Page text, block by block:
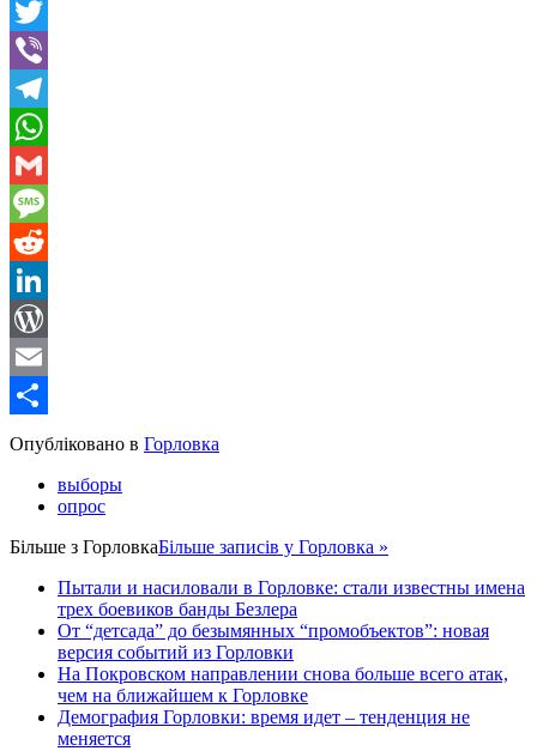
Facebook
Twitter
Viber
Telegram
WhatsApp
Gmail
Message
Reddit
LinkedIn
WordPress
Email
Share
Опубліковано в Горловка
выборы
опрос
Більше з ГорловкаБільше записів у Горловка »
Пытали и насиловали в Горловке: стали известны имена
трех боевиков банды Безлера
От “детсада” до безымянных “промобъектов”: новая
версия событий из Горловки
На Покровском направлении снова больше всего атак,
чем на ближайшем к Горловке
Демография Горловки: время идет – тенденция не
меняется